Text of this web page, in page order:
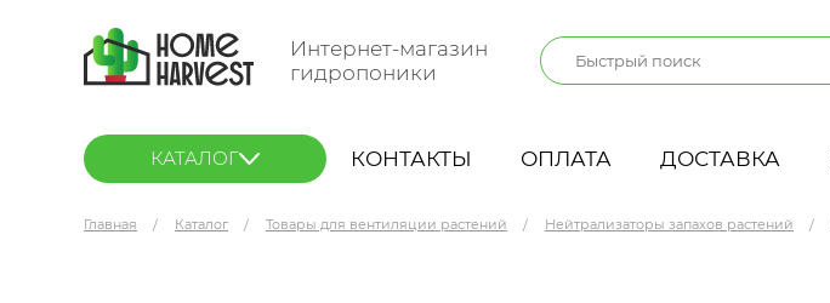
Интернет-магазин
гидропоники
КАТАЛОГ КОНТАКТЫ ОПЛАТА ДОСТАВКА
Главная Каталог Товары для вентиляции растений Нейтрализаторы запахов растений